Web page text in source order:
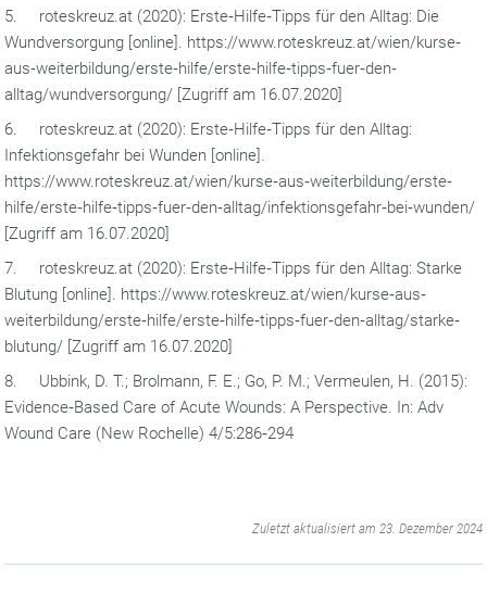
5. roteskreuz.at (2020): Erste‐Hilfe‐Tipps für den Alltag: Die
Wundversorgung [online]. https://www.roteskreuz.at/wien/kurse‐
aus‐weiterbildung/erste‐hilfe/erste‐hilfe‐tipps‐fuer‐den‐
alltag/wundversorgung/ [Zugriff am 16.07.2020]
6. roteskreuz.at (2020): Erste‐Hilfe‐Tipps für den Alltag:
Infektionsgefahr bei Wunden [online].
https://www.roteskreuz.at/wien/kurse‐aus‐weiterbildung/erste‐
hilfe/erste‐hilfe‐tipps‐fuer‐den‐alltag/infektionsgefahr‐bei‐wunden/
[Zugriff am 16.07.2020]
7. roteskreuz.at (2020): Erste‐Hilfe‐Tipps für den Alltag: Starke
Blutung [online]. https://www.roteskreuz.at/wien/kurse‐aus‐
weiterbildung/erste‐hilfe/erste‐hilfe‐tipps‐fuer‐den‐alltag/starke‐
blutung/ [Zugriff am 16.07.2020]
8. Ubbink, D. T.; Brolmann, F. E.; Go, P. M.; Vermeulen, H. (2015):
Evidence‐Based Care of Acute Wounds: A Perspective. In: Adv
Wound Care (New Rochelle) 4/5:286‐294
Zuletzt aktualisiert am 23. Dezember 2024